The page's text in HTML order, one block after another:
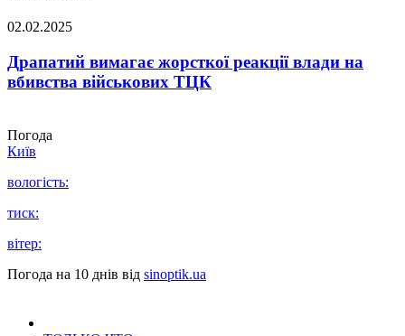
02.02.2025
Драпатий вимагає жорсткої реакції влади на
вбивства військових ТЦК
Погода
Київ
вологість:
тиск:
вітер:
Погода на 10 днів від sinoptik.ua